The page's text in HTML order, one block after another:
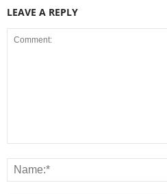
LEAVE A REPLY